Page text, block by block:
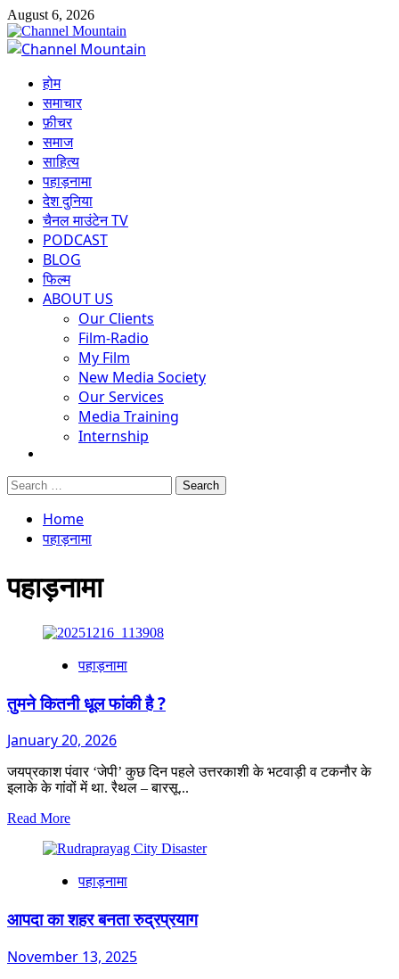
Skip
to
content
August 6, 2026
Primary
होम
समाचार
फ़ीचर
समाज
साहित्य
पहाड़नामा
देश दुनिया
चैनल माउंटेन TV
PODCAST
BLOG
फिल्म
ABOUT US
Our Clients
Film-Radio
My Film
New Media Society
Our Services
Media Training
Internship
Search
for:
Home
पहाड़नामा
पहाड़नामा
पहाड़नामा
तुमने कितनी धूल फांकी है ?
January 20, 2026
जयप्रकाश पंवार ‘जेपी’ कुछ दिन पहले उत्तरकाशी के भटवाड़ी व टकनौर के
इलाके के गांवों में था. रैथल – बारसू...
Read MoreRead
about
कितनी
फांकी
है
पहाड़नामा
आपदा का शहर बनता रुद्रप्रयाग
November 13, 2025